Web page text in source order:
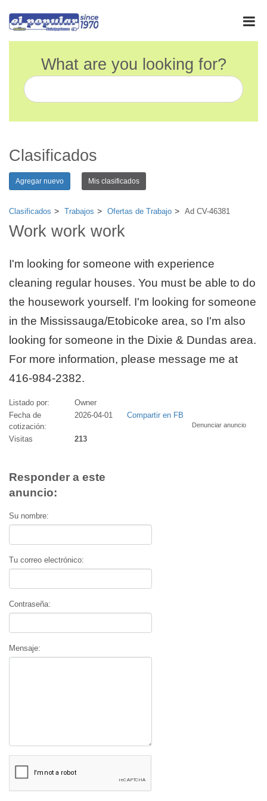
What are you looking for?
Clasificados
Agregar nuevo Mis clasificados
Clasificados Trabajos Ofertas de Trabajo Ad CV-46381
Work work work
I'm looking for someone with experience
cleaning regular houses. You must be able to do
the housework yourself. I'm looking for someone
in the Mississauga/Etobicoke area, so I'm also
looking for someone in the Dixie & Dundas area.
For more information, please message me at
416-984-2382.
Listado por:
Owner
Fecha de
cotización:
2026-04-01 Compartir en FB
Denunciar anuncio
Visitas 213
Responder a este
anuncio:
Su nombre:
Tu correo electrónico:
Contraseña:
Mensaje: